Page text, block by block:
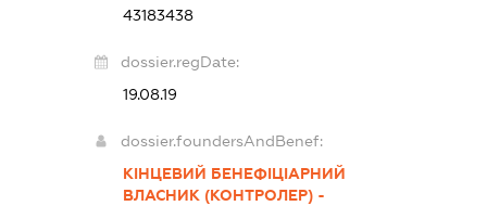
43183438
dossier.regDate:
19.08.19
dossier.foundersAndBenef:
КІНЦЕВИЙ БЕНЕФІЦІАРНИЙ
ВЛАСНИК (КОНТРОЛЕР) -